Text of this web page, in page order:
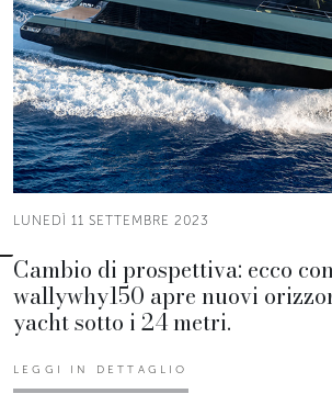
LUNEDÌ 11 SETTEMBRE 2023
Cambio di prospettiva: ecco
wallywhy150 apre nuovi
yacht sotto i 24 metri.
LEGGI IN DETTAGLIO